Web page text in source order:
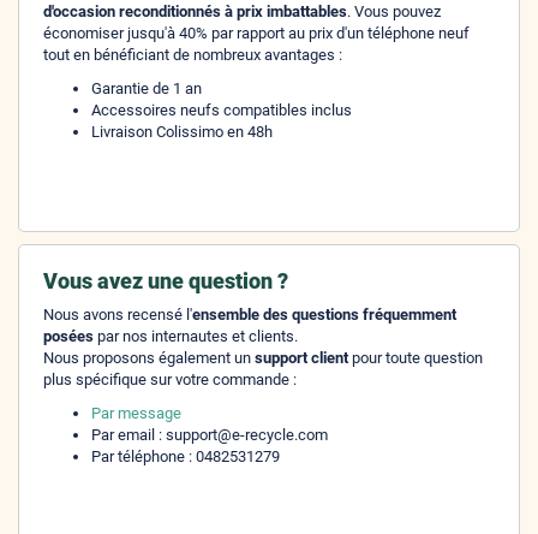
d'occasion reconditionnés à prix imbattables. Vous pouvez
économiser jusqu'à 40% par rapport au prix d'un téléphone neuf
tout en bénéficiant de nombreux avantages :
Garantie de 1 an
Accessoires neufs compatibles inclus
Livraison Colissimo en 48h
Vous avez une question ?
Nous avons recensé l'ensemble des questions fréquemment
posées par nos internautes et clients.
Nous proposons également un support client pour toute question
plus spécifique sur votre commande :
Par message
Par email : support@e-recycle.com
Par téléphone : 0482531279